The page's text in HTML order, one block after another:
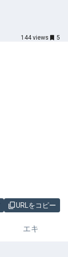
144 views 5
URLをコピー
エキ